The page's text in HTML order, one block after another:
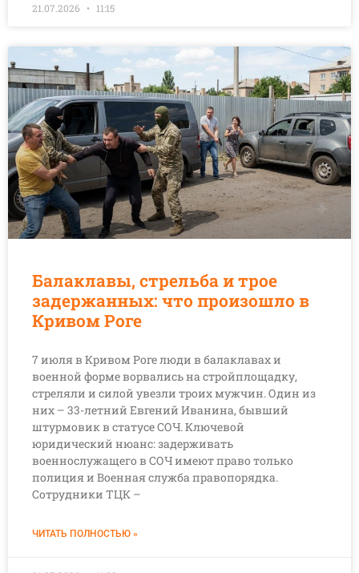
21.07.2026 11:15
Балаклавы, стрельба и трое
задержанных: что произошло в
Кривом Роге
7 июля в Кривом Роге люди в балаклавах и
военной форме ворвались на стройплощадку,
стреляли и силой увезли троих мужчин. Один из
них – 33-летний Евгений Иванина, бывший
штурмовик в статусе СОЧ. Ключевой
юридический нюанс: задерживать
военнослужащего в СОЧ имеют право только
полиция и Военная служба правопорядка.
Сотрудники ТЦК –
ЧИТАТЬ ПОЛНОСТЬЮ »